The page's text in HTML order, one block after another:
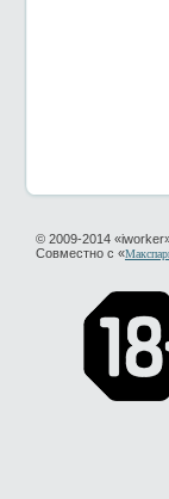
© 2009-2014
Совместно с «